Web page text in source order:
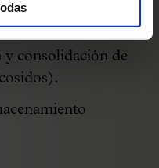
consolidación de